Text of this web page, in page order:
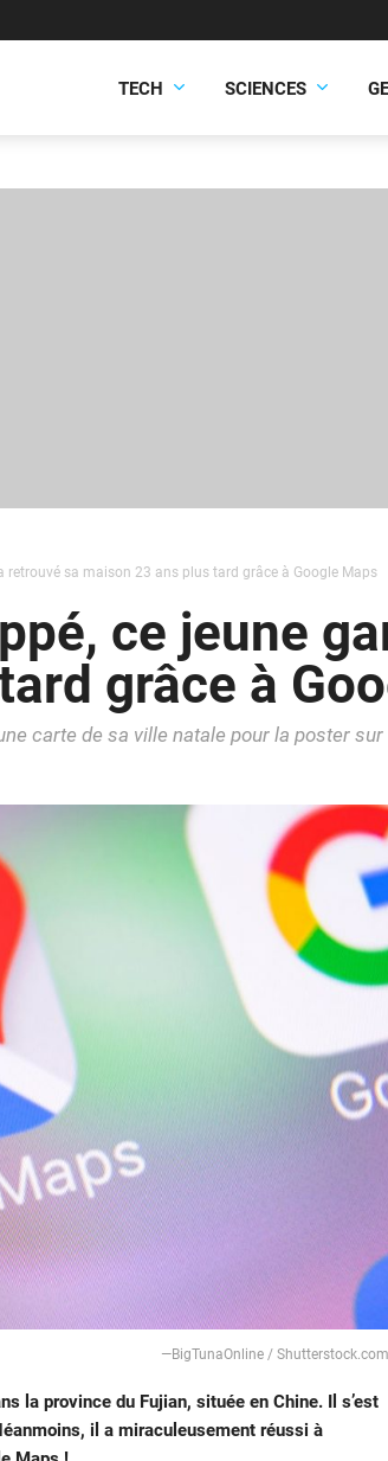
TECH SCIENCES
retrouvé sa maison 23 ans plus tard grâce à Google Maps
ce jeune
grâce à
carte de sa ville natale pour la poster
—BigTunaOnline / Shutterstock.com
la province du Fujian, située en Chine. Il s’est
il a miraculeusement réussi à